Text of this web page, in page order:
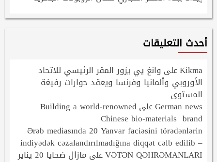
أحدث التعليقات
Kikmaعلى وانغ يي يزور المقر الرئيسي للاتحاد
الأوروبي وألمانيا وفرنسا ويعقد حوارات رفيعَة
المستوى
German newsعلى Building a world-renowned
Chinese bio-materials brand
Ərəb mediasında 20 Yanvar faciəsini törədənlərin
indiyədək cəzalandırılmadığına diqqət cəlb edilib –
VƏTƏN QƏHRƏMANLARIعلى مازال ضحايا 20 يناير